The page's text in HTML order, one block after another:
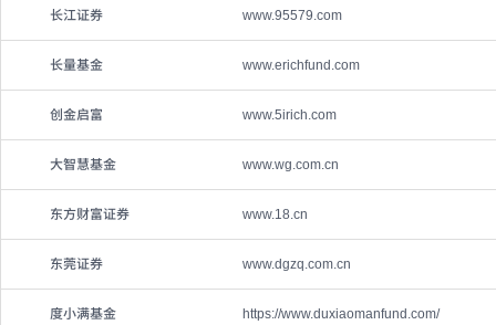
长江证券 www.95579.com
长量基金 www.erichfund.com
创金启富 www.5irich.com
大智慧基金 www.wg.com.cn
东方财富证券 www.18.cn
东莞证券 www.dgzq.com.cn
度小满基金 https://www.duxiaomanfund.com/